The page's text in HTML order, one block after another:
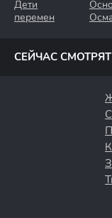
Дети
перемен
СЕЙЧАС СМОТРЯТ